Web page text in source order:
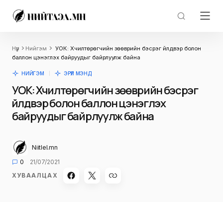
Нүүр Нийгэм
УОК: Хүчилтөрөгчийн зөөврийн бэсрэг үйлдвэр болон
баллон цэнэглэх байруудыг байрлуулж байна
НИЙГЭМ ЭРҮҮЛ МЭНД
УОК: Хүчилтөрөгчийн зөөврийн бэсрэг
үйлдвэр болон баллон цэнэглэх
байруудыг байрлуулж байна
Niitlel.mn
0
21/07/2021
ХУВААЛЦАХ